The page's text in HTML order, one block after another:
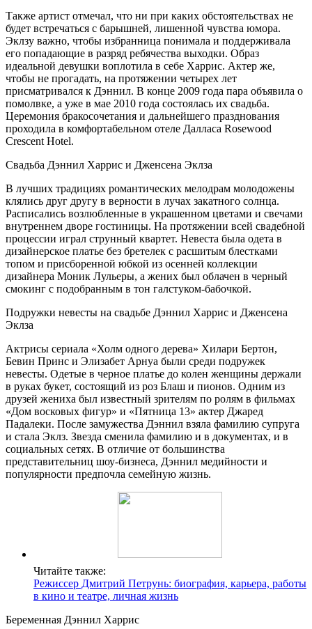
Также артист отмечал, что ни при каких обстоятельствах не
будет встречаться с барышней, лишенной чувства юмора.
Эклзу важно, чтобы избранница понимала и поддерживала
его попадающие в разряд ребячества выходки. Образ
идеальной девушки воплотила в себе Харрис. Актер же,
чтобы не прогадать, на протяжении четырех лет
присматривался к Дэннил. В конце 2009 года пара объявила о
помолвке, а уже в мае 2010 года состоялась их свадьба.
Церемония бракосочетания и дальнейшего празднования
проходила в комфортабельном отеле Далласа Rosewood
Crescent Hotel.
Свадьба Дэннил Харрис и Дженсена Эклза
В лучших традициях романтических мелодрам молодожены
клялись друг другу в верности в лучах закатного солнца.
Расписались возлюбленные в украшенном цветами и свечами
внутреннем дворе гостиницы. На протяжении всей свадебной
процессии играл струнный квартет. Невеста была одета в
дизайнерское платье без бретелек с расшитым блестками
топом и присборенной юбкой из осенней коллекции
дизайнера Моник Лульеры, а жених был облачен в черный
смокинг с подобранным в тон галстуком-бабочкой.
Подружки невесты на свадьбе Дэннил Харрис и Дженсена
Эклза
Актрисы сериала «Холм одного дерева» Хилари Бертон,
Бевин Принс и Элизабет Арнуа были среди подружек
невесты. Одетые в черное платье до колен женщины держали
в руках букет, состоящий из роз Блаш и пионов. Одним из
друзей жениха был известный зрителям по ролям в фильмах
«Дом восковых фигур» и «Пятница 13» актер Джаред
Падалеки. После замужества Дэннил взяла фамилию супруга
и стала Эклз. Звезда сменила фамилию и в документах, и в
социальных сетях. В отличие от большинства
представительниц шоу-бизнеса, Дэннил медийности и
популярности предпочла семейную жизнь.
Читайте также:
Режиссер Дмитрий Петрунь: биография, карьера, работы
в кино и театре, личная жизнь
Беременная Дэннил Харрис